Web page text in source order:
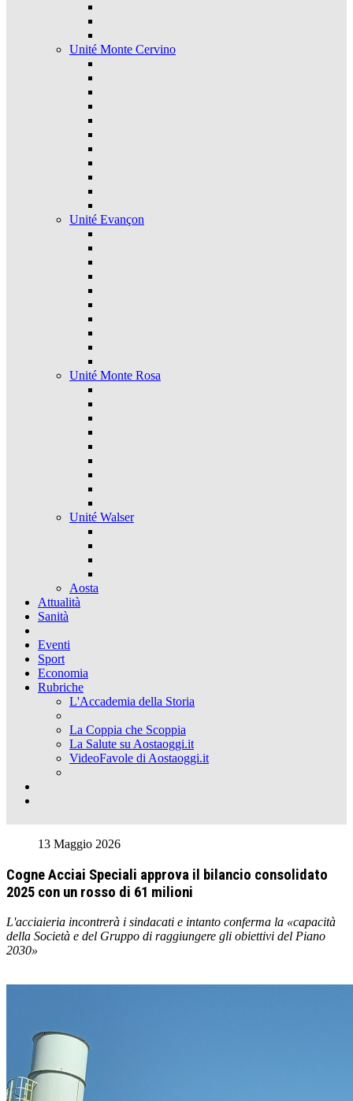
Unité Monte Cervino
Unité Evançon
Unité Monte Rosa
Unité Walser
Aosta
Attualità
Sanità
Eventi
Sport
Economia
Rubriche
L'Accademia della Storia
La Coppia che Scoppia
La Salute su Aostaoggi.it
VideoFavole di Aostaoggi.it
13 Maggio 2026
Cogne Acciai Speciali approva il bilancio consolidato
2025 con un rosso di 61 milioni
L'acciaieria incontrerà i sindacati e intanto conferma la «capacità
della Società e del Gruppo di raggiungere gli obiettivi del Piano
2030»